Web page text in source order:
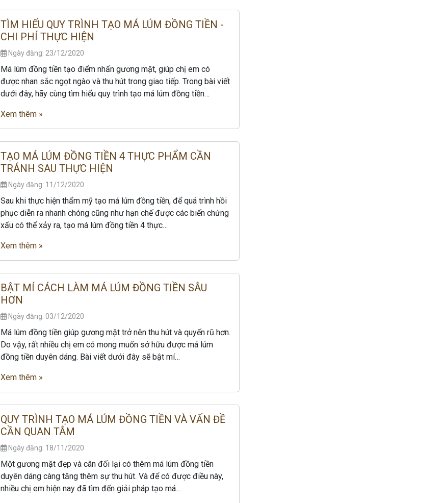
TÌM HIỂU QUY TRÌNH TẠO MÁ LÚM ĐỒNG TIỀN -
CHI PHÍ THỰC HIỆN
Ngày đăng: 23/12/2020
Má lúm đồng tiền tạo điểm nhấn gương mặt, giúp chị em có
được nhan sắc ngọt ngào và thu hút trong giao tiếp. Trong bài viết
dưới đây, hãy cùng tìm hiểu quy trình tạo má lúm đồng tiền…
Xem thêm »
TẠO MÁ LÚM ĐỒNG TIỀN 4 THỰC PHẨM CẦN
TRÁNH SAU THỰC HIỆN
Ngày đăng: 11/12/2020
Sau khi thực hiện thẩm mỹ tạo má lúm đồng tiền, để quá trình hồi
phục diễn ra nhanh chóng cũng như hạn chế được các biến chứng
xấu có thể xảy ra, tạo má lúm đồng tiền 4 thực…
Xem thêm »
BẬT MÍ CÁCH LÀM MÁ LÚM ĐỒNG TIỀN SÂU
HƠN
Ngày đăng: 03/12/2020
Má lúm đồng tiền giúp gương mặt trở nên thu hút và quyến rũ hơn.
Do vậy, rất nhiều chị em có mong muốn sở hữu được má lúm
đồng tiền duyên dáng. Bài viết dưới đây sẽ bật mí…
Xem thêm »
QUY TRÌNH TẠO MÁ LÚM ĐỒNG TIỀN VÀ VẤN ĐỀ
CẦN QUAN TÂM
Ngày đăng: 18/11/2020
Một gương mặt đẹp và cân đối lại có thêm má lúm đồng tiền
duyên dáng càng tăng thêm sự thu hút. Và để có được điều này,
nhiều chị em hiện nay đã tìm đến giải pháp tạo má…